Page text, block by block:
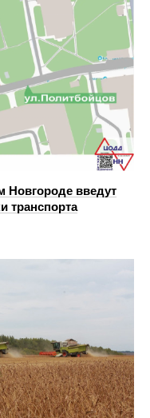
Новгороде введут
транспорта